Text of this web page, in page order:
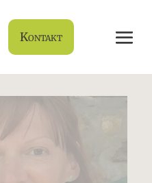
Kontakt